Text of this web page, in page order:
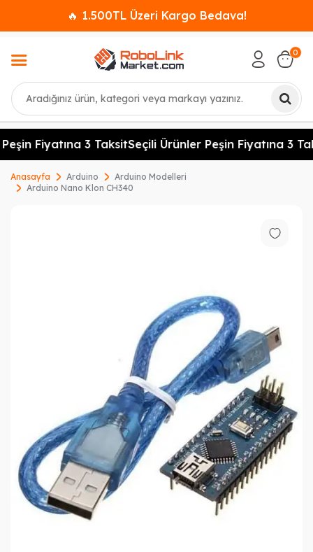
🔥 1.500TL Üzeri Kargo Bedava!
Ara
0
Fiyatına 3 TaksitSeçili Ürünler Peşin Fiyatına 3
Anasayfa Arduino
Arduino Modelleri
Arduino Nano Klon CH340